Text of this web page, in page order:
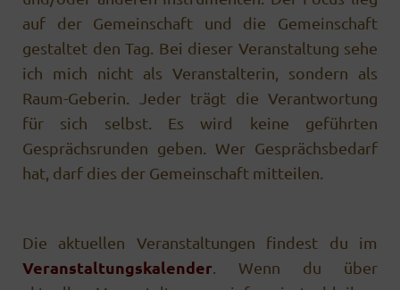
auf der Gemeinschaft und die Gemeinschaft
gestaltet den Tag. Bei dieser Veranstaltung sehe
ich mich nicht als Veranstalterin, sondern als
Raum-Geberin. Jeder trägt die Verantwortung
für sich selbst. Es wird keine geführten
Gesprächsrunden geben. Wer Gesprächsbedarf
hat, darf dies der Gemeinschaft mitteilen.
Die aktuellen Veranstaltungen findest du im
Veranstaltungs­­kalender . Wenn du über